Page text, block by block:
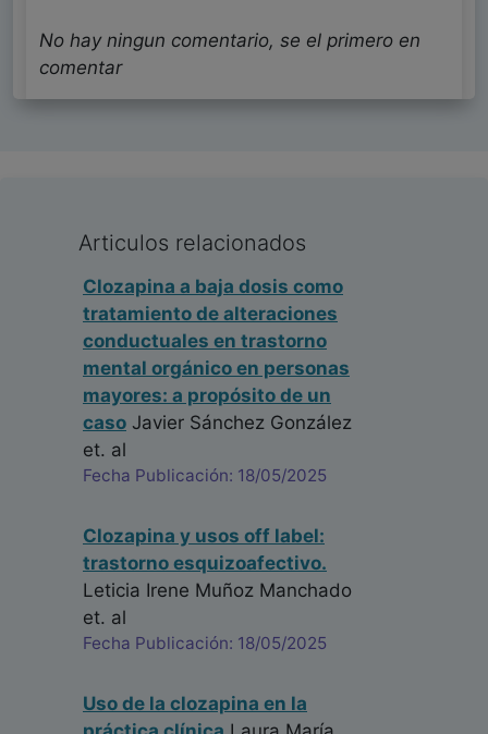
No hay ningun comentario, se el primero en
comentar
Articulos relacionados
Clozapina a baja dosis como
tratamiento de alteraciones
conductuales en trastorno
mental orgánico en personas
mayores: a propósito de un
caso Javier Sánchez González
et. al
Fecha Publicación: 18/05/2025
Clozapina y usos off label:
trastorno esquizoafectivo.
Leticia Irene Muñoz Manchado
et. al
Fecha Publicación: 18/05/2025
Uso de la clozapina en la